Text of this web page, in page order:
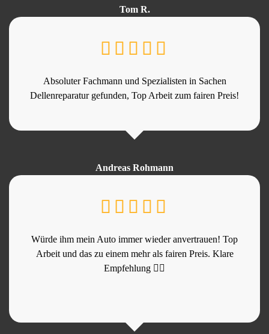
Tom R.
Absoluter Fachmann und Spezialisten in Sachen
Dellenreparatur gefunden, Top Arbeit zum fairen Preis!
Andreas Rohmann
Würde ihm mein Auto immer wieder anvertrauen! Top
Arbeit und das zu einem mehr als fairen Preis. Klare
Empfehlung 👍🏻